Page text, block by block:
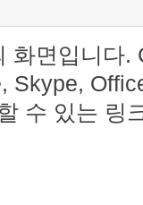
화면입니다.
Skype,
수 있는 링